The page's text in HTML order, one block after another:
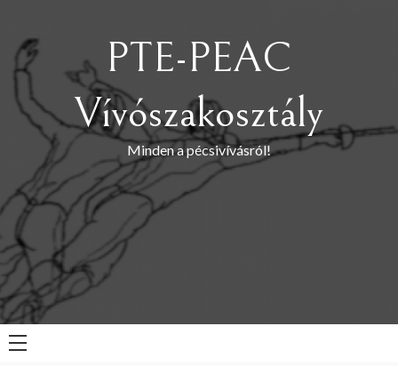
content
PTE-PEAC
Vívószakosztály
Minden a pécsivívásról!